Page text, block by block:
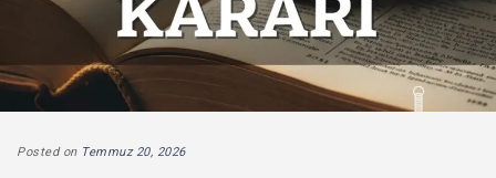
Posted on Temmuz 20, 2026